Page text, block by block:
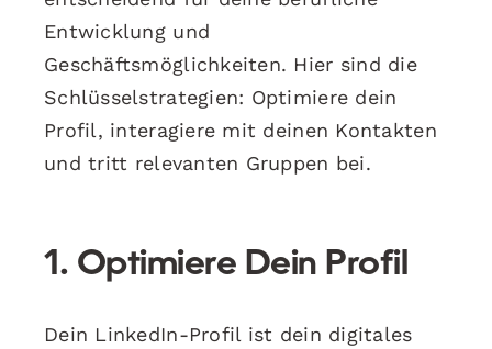
Entwicklung und
Geschäftsmöglichkeiten. Hier sind die
Schlüsselstrategien: Optimiere dein
Profil, interagiere mit deinen Kontakten
und tritt relevanten Gruppen bei.
1. Optimiere Dein Profil
Dein LinkedIn-Profil ist dein digitales